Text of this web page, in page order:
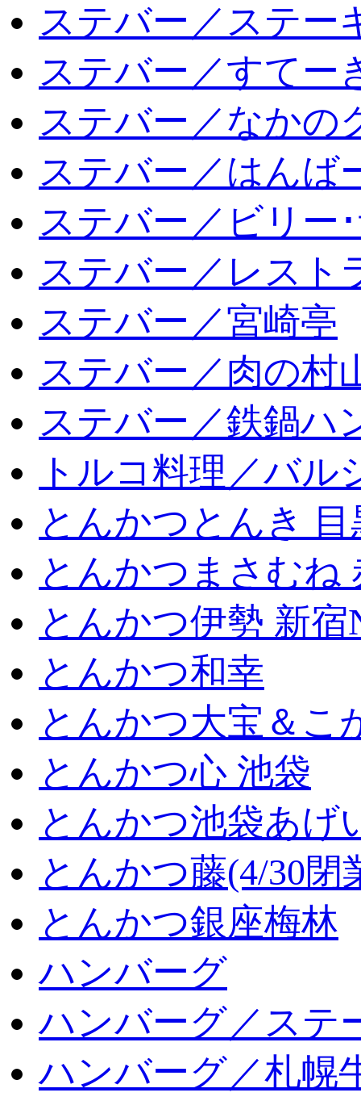
ステバー／ステー
ステバー／すてー
ステバー／なかの
ステバー／はんば
ステバー／ビリー
ステバー／レスト
ステバー／宮崎亭
ステバー／肉の村
ステバー／鉄鍋ハ
トルコ料理／バル
とんかつとんき
とんかつまさむね
とんかつ伊勢 新宿
とんかつ和幸
とんかつ大宝＆こ
とんかつ心 池袋
とんかつ池袋あげ
とんかつ藤(4/30閉
とんかつ銀座梅林
ハンバーグ
ハンバーグ／ステ
ハンバーグ／札幌